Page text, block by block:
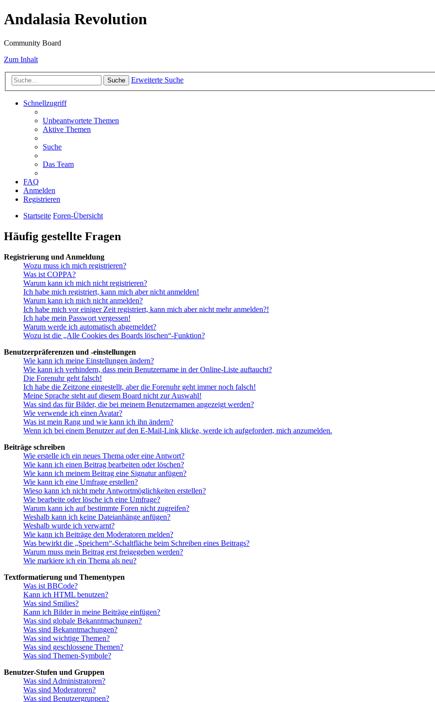
Andalasia Revolution
Community Board
Zum Inhalt
Suche Erweiterte Suche
Schnellzugriff
Unbeantwortete Themen
Aktive Themen
Suche
Das Team
FAQ
Anmelden
Registrieren
Startseite Foren-Übersicht
Häufig gestellte Fragen
Registrierung und Anmeldung
Wozu muss ich mich registrieren?
Was ist COPPA?
Warum kann ich mich nicht registrieren?
Ich habe mich registriert, kann mich aber nicht anmelden!
Warum kann ich mich nicht anmelden?
Ich habe mich vor einiger Zeit registriert, kann mich aber nicht mehr anmelden?!
Ich habe mein Passwort vergessen!
Warum werde ich automatisch abgemeldet?
Wozu ist die „Alle Cookies des Boards löschen“-Funktion?
Benutzerpräferenzen und -einstellungen
Wie kann ich meine Einstellungen ändern?
Wie kann ich verhindern, dass mein Benutzername in der Online-Liste auftaucht?
Die Forenuhr geht falsch!
Ich habe die Zeitzone eingestellt, aber die Forenuhr geht immer noch falsch!
Meine Sprache steht auf diesem Board nicht zur Auswahl!
Was sind das für Bilder, die bei meinem Benutzernamen angezeigt werden?
Wie verwende ich einen Avatar?
Was ist mein Rang und wie kann ich ihn ändern?
Wenn ich bei einem Benutzer auf den E-Mail-Link klicke, werde ich aufgefordert, mich anzumelden.
Beiträge schreiben
Wie erstelle ich ein neues Thema oder eine Antwort?
Wie kann ich einen Beitrag bearbeiten oder löschen?
Wie kann ich meinem Beitrag eine Signatur anfügen?
Wie kann ich eine Umfrage erstellen?
Wieso kann ich nicht mehr Antwortmöglichkeiten erstellen?
Wie bearbeite oder lösche ich eine Umfrage?
Warum kann ich auf bestimmte Foren nicht zugreifen?
Weshalb kann ich keine Dateianhänge anfügen?
Weshalb wurde ich verwarnt?
Wie kann ich Beiträge den Moderatoren melden?
Was bewirkt die „Speichern“-Schaltfläche beim Schreiben eines Beitrags?
Warum muss mein Beitrag erst freigegeben werden?
Wie markiere ich ein Thema als neu?
Textformatierung und Thementypen
Was ist BBCode?
Kann ich HTML benutzen?
Was sind Smilies?
Kann ich Bilder in meine Beiträge einfügen?
Was sind globale Bekanntmachungen?
Was sind Bekanntmachungen?
Was sind wichtige Themen?
Was sind geschlossene Themen?
Was sind Themen-Symbole?
Benutzer-Stufen und Gruppen
Was sind Administratoren?
Was sind Moderatoren?
Was sind Benutzergruppen?